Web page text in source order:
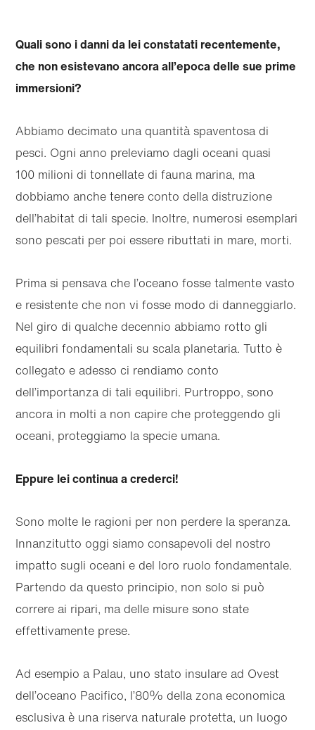
Quali sono i danni da lei constatati recentemente,
che non esistevano ancora all’epoca delle sue prime
immersioni?
Abbiamo decimato una quantità spaventosa di
pesci. Ogni anno preleviamo dagli oceani quasi
100 milioni di tonnellate di fauna marina, ma
dobbiamo anche tenere conto della distruzione
dell’habitat di tali specie. Inoltre, numerosi esemplari
sono pescati per poi essere ributtati in mare, morti.
Prima si pensava che l’oceano fosse talmente vasto
e resistente che non vi fosse modo di danneggiarlo.
Nel giro di qualche decennio abbiamo rotto gli
equilibri fondamentali su scala planetaria. Tutto è
collegato e adesso ci rendiamo conto
dell’importanza di tali equilibri. Purtroppo, sono
ancora in molti a non capire che proteggendo gli
oceani, proteggiamo la specie umana.
Eppure lei continua a crederci!
Sono molte le ragioni per non perdere la speranza.
Innanzitutto oggi siamo consapevoli del nostro
impatto sugli oceani e del loro ruolo fondamentale.
Partendo da questo principio, non solo si può
correre ai ripari, ma delle misure sono state
effettivamente prese.
Ad esempio a Palau, uno stato insulare ad Ovest
dell’oceano Pacifico, l’80% della zona economica
esclusiva è una riserva naturale protetta, un luogo